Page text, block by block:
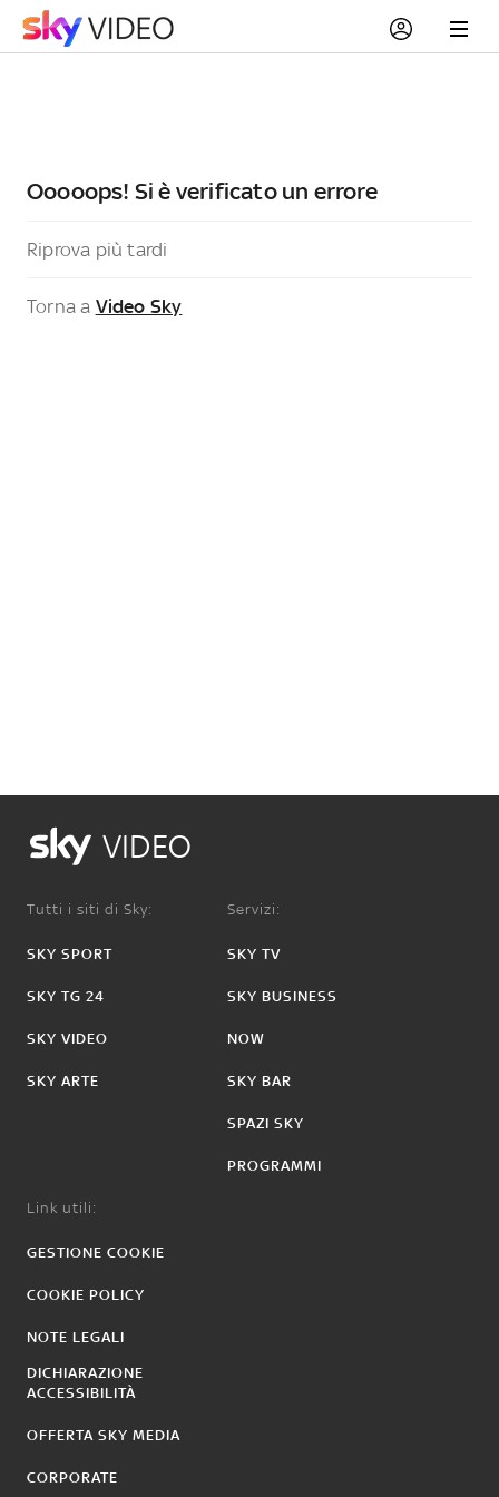
Ooooops! Si è verificato un errore
Riprova più tardi
Torna a Video Sky
VIDEO
Tutti i siti di Sky:
SKY SPORT
SKY TG 24
SKY VIDEO
SKY ARTE
Servizi:
SKY TV
SKY BUSINESS
NOW
SKY BAR
SPAZI SKY
PROGRAMMI
Link utili:
GESTIONE COOKIE
COOKIE POLICY
NOTE LEGALI
DICHIARAZIONE
ACCESSIBILITÀ
OFFERTA SKY MEDIA
CORPORATE